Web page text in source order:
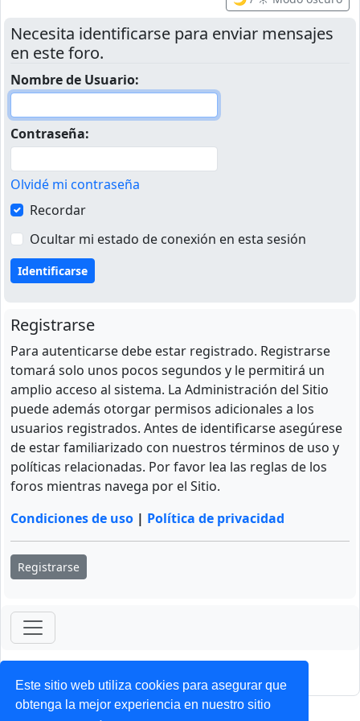
Este sitio web utiliza cookies para asegurar que
obtenga la mejor experiencia en nuestro sitio
Necesita identificarse para enviar mensajes
en este foro.
Nombre de Usuario:
Contraseña:
Olvidé mi contraseña
Recordar
Ocultar mi estado de conexión en esta sesión
Registrarse
Para autenticarse debe estar registrado. Registrarse
tomará solo unos pocos segundos y le permitirá un
amplio acceso al sistema. La Administración del Sitio
puede además otorgar permisos adicionales a los
usuarios registrados. Antes de identificarse asegúrese
de estar familiarizado con nuestros términos de uso y
políticas relacionadas. Por favor lea las reglas de los
foros mientras navega por el Sitio.
Condiciones de uso | Política de privacidad
Registrarse
ForoClub 2025
Privacidad| Condiciones